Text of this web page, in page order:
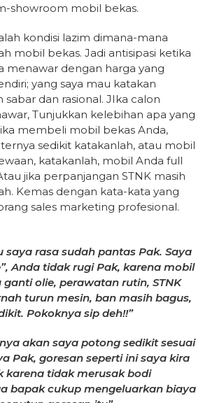
showroom mobil bekas.
kondisi lazim dimana-mana
mobil bekas. Jadi antisipasi ketika
menawar dengan harga yang
yang saya mau katakan
dan rasional. JIka calon
Tunjukkan kelebihan apa yang
membeli mobil bekas Anda,
sedikit katakanlah, atau mobil
katakanlah, mobil Anda full
jika perpanjangan STNK masih
Kemas dengan kata-kata yang
sales marketing profesional.
saya rasa sudah pantas Pak. Saya
Anda tidak rugi Pak, karena mobil
olie, perawatan rutin, STNK
turun mesin, ban masih bagus,
Pokoknya sip deh!!”
akan saya potong sedikit sesuai
Pak, goresan seperti ini saya kira
karena tidak merusak bodi
bapak cukup mengeluarkan biaya